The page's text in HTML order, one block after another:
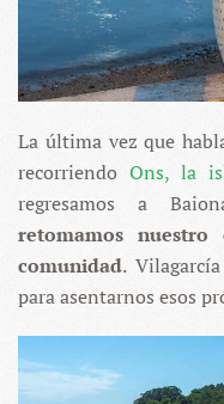
La última vez que
recorriendoOns, la
regresamos a
retomamos
comunidad.
para asentarnos esos